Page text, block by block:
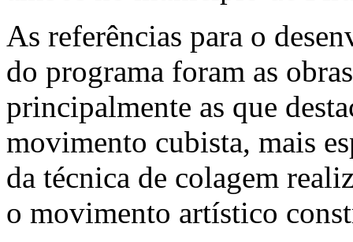
As referências para o
do programa foram as
principalmente as que
movimento cubista, mais
da técnica de colagem
o movimento artístico